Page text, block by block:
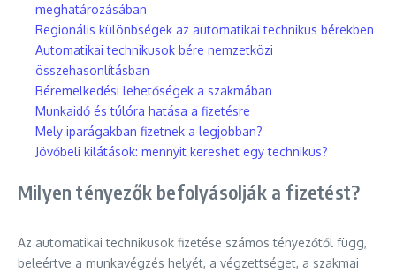
meghatározásában
Regionális különbségek az automatikai technikus bérekben
Automatikai technikusok bére nemzetközi
összehasonlításban
Béremelkedési lehetőségek a szakmában
Munkaidő és túlóra hatása a fizetésre
Mely iparágakban fizetnek a legjobban?
Jövőbeli kilátások: mennyit kereshet egy technikus?
Milyen tényezők befolyásolják a fizetést?
Az automatikai technikusok fizetése számos tényezőtől függ,
beleértve a munkavégzés helyét, a végzettséget, a szakmai